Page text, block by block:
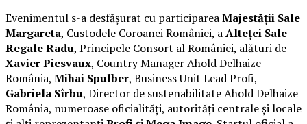
Evenimentul s-a desfășurat cu participareaMajestății Sale
Margareta, Custodele Coroanei României, aAlteței Sale
Regale Radu, Principele Consort al României, alături de
Xavier Piesvaux, Country Manager Ahold Delhaize
România, Mihai Spulber, Business Unit Lead Profi,
Gabriela Sîrbu, Director de sustenabilitate Ahold Delhaize
România, numeroase oficialități, autorități centrale și locale